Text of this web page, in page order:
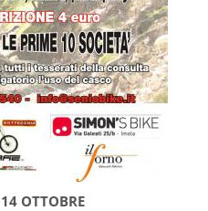
OTTOBRE